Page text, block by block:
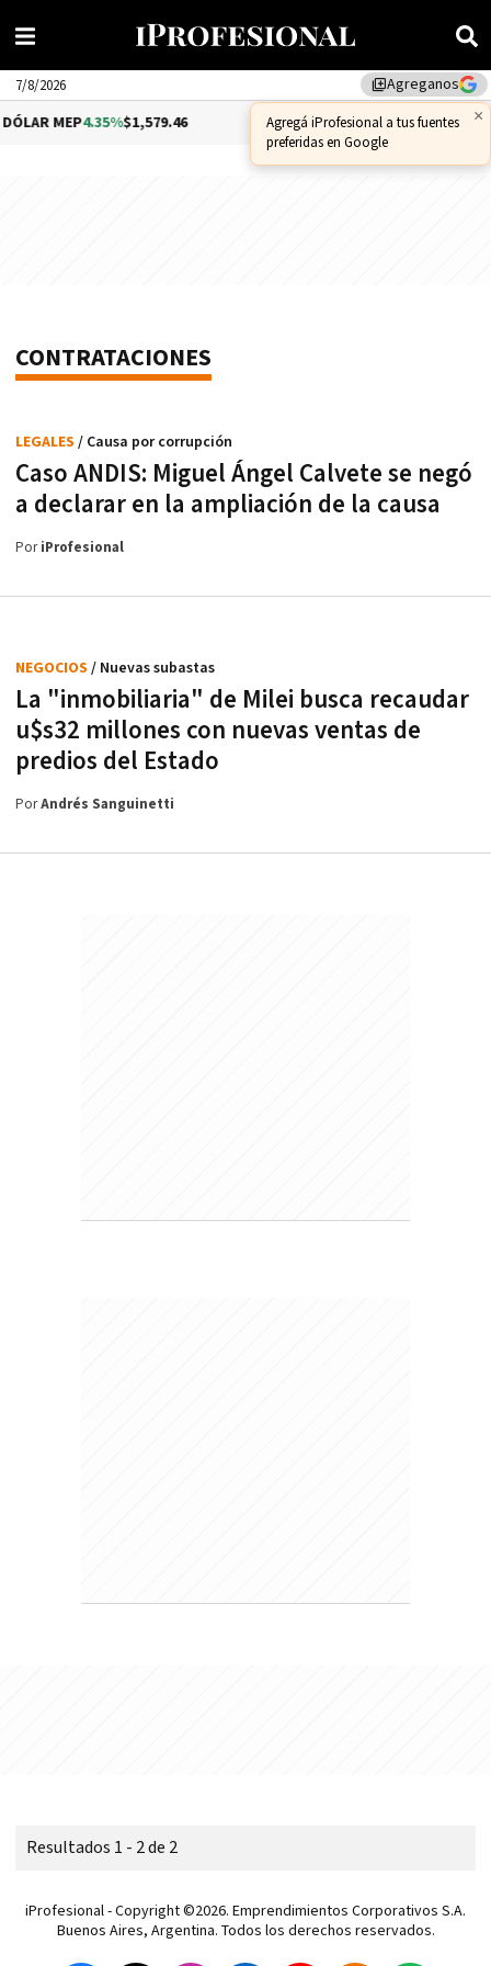
library_addAgreganos
×
Agregá iProfesional a tus fuentes
preferidas en Google
7/8/2026
MEP4.35%$1,579.46 DÓLAR CCL1.02%$1,575.53
CONTRATACIONES
Caso ANDIS: Miguel Ángel Calvete se negó
a declarar en la ampliación de la causa
LEGALES / Causa por corrupción
PoriProfesional
La "inmobiliaria" de Milei busca recaudar
u$s32 millones con nuevas ventas de
predios del Estado
NEGOCIOS / Nuevas subastas
PorAndrés Sanguinetti
Resultados 1 - 2 de 2
iProfesional - Copyright ©2026. Emprendimientos Corporativos S.A.
Buenos Aires, Argentina. Todos los derechos reservados.